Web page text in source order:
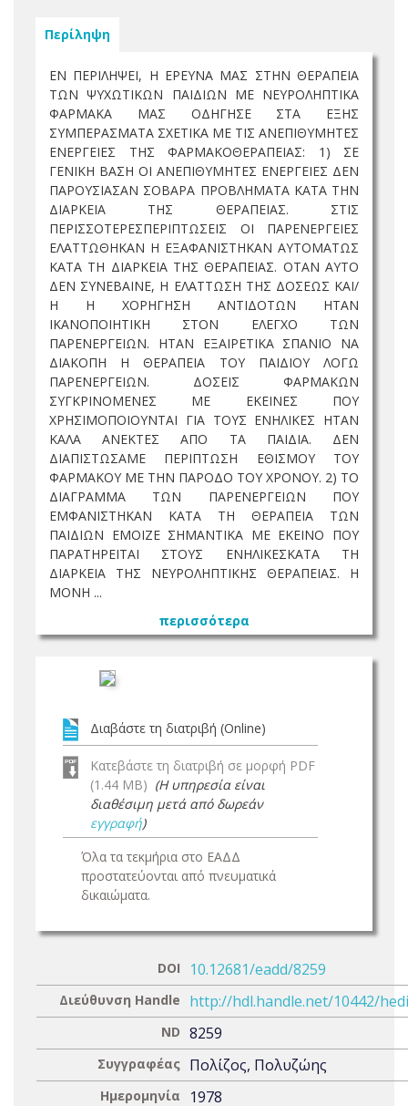
Περίληψη
ΕΝ ΠΕΡΙΛΗΨΕΙ, Η ΕΡΕΥΝΑ ΜΑΣ ΣΤΗΝ ΘΕΡΑΠΕΙΑ
ΤΩΝ ΨΥΧΩΤΙΚΩΝ ΠΑΙΔΙΩΝ ΜΕ ΝΕΥΡΟΛΗΠΤΙΚΑ
ΦΑΡΜΑΚΑ ΜΑΣ ΟΔΗΓΗΣΕ ΣΤΑ ΕΞΗΣ
ΣΥΜΠΕΡΑΣΜΑΤΑ ΣΧΕΤΙΚΑ ΜΕ ΤΙΣ ΑΝΕΠΙΘΥΜΗΤΕΣ
ΕΝΕΡΓΕΙΕΣ ΤΗΣ ΦΑΡΜΑΚΟΘΕΡΑΠΕΙΑΣ: 1) ΣΕ
ΓΕΝΙΚΗ ΒΑΣΗ ΟΙ ΑΝΕΠΙΘΥΜΗΤΕΣ ΕΝΕΡΓΕΙΕΣ ΔΕΝ
ΠΑΡΟΥΣΙΑΣΑΝ ΣΟΒΑΡΑ ΠΡΟΒΛΗΜΑΤΑ ΚΑΤΑ ΤΗΝ
ΔΙΑΡΚΕΙΑ ΤΗΣ ΘΕΡΑΠΕΙΑΣ. ΣΤΙΣ
ΠΕΡΙΣΣΟΤΕΡΕΣΠΕΡΙΠΤΩΣΕΙΣ ΟΙ ΠΑΡΕΝΕΡΓΕΙΕΣ
ΕΛΑΤΤΩΘΗΚΑΝ Η ΕΞΑΦΑΝΙΣΤΗΚΑΝ ΑΥΤΟΜΑΤΩΣ
ΚΑΤΑ ΤΗ ΔΙΑΡΚΕΙΑ ΤΗΣ ΘΕΡΑΠΕΙΑΣ. ΟΤΑΝ ΑΥΤΟ
ΔΕΝ ΣΥΝΕΒΑΙΝΕ, Η ΕΛΑΤΤΩΣΗ ΤΗΣ ΔΟΣΕΩΣ ΚΑΙ/
Η Η ΧΟΡΗΓΗΣΗ ΑΝΤΙΔΟΤΩΝ ΗΤΑΝ
ΙΚΑΝΟΠΟΙΗΤΙΚΗ ΣΤΟΝ ΕΛΕΓΧΟ ΤΩΝ
ΠΑΡΕΝΕΡΓΕΙΩΝ. ΗΤΑΝ ΕΞΑΙΡΕΤΙΚΑ ΣΠΑΝΙΟ ΝΑ
ΔΙΑΚΟΠΗ Η ΘΕΡΑΠΕΙΑ ΤΟΥ ΠΑΙΔΙΟΥ ΛΟΓΩ
ΠΑΡΕΝΕΡΓΕΙΩΝ. ΔΟΣΕΙΣ ΦΑΡΜΑΚΩΝ
ΣΥΓΚΡΙΝΟΜΕΝΕΣ ΜΕ ΕΚΕΙΝΕΣ ΠΟΥ
ΧΡΗΣΙΜΟΠΟΙΟΥΝΤΑΙ ΓΙΑ ΤΟΥΣ ΕΝΗΛΙΚΕΣ ΗΤΑΝ
ΚΑΛΑ ΑΝΕΚΤΕΣ ΑΠΟ ΤΑ ΠΑΙΔΙΑ. ΔΕΝ
ΔΙΑΠΙΣΤΩΣΑΜΕ ΠΕΡΙΠΤΩΣΗ ΕΘΙΣΜΟΥ ΤΟΥ
ΦΑΡΜΑΚΟΥ ΜΕ ΤΗΝ ΠΑΡΟΔΟ ΤΟΥ ΧΡΟΝΟΥ. 2) ΤΟ
ΔΙΑΓΡΑΜΜΑ ΤΩΝ ΠΑΡΕΝΕΡΓΕΙΩΝ ΠΟΥ
ΕΜΦΑΝΙΣΤΗΚΑΝ ΚΑΤΑ ΤΗ ΘΕΡΑΠΕΙΑ ΤΩΝ
ΠΑΙΔΙΩΝ ΕΜΟΙΖΕ ΣΗΜΑΝΤΙΚΑ ΜΕ ΕΚΕΙΝΟ ΠΟΥ
ΠΑΡΑΤΗΡΕΙΤΑΙ ΣΤΟΥΣ ΕΝΗΛΙΚΕΣΚΑΤΑ ΤΗ
ΔΙΑΡΚΕΙΑ ΤΗΣ ΝΕΥΡΟΛΗΠΤΙΚΗΣ ΘΕΡΑΠΕΙΑΣ. Η
ΜΟΝΗ ...
περισσότερα
Διαβάστε τη διατριβή (Online)
Κατεβάστε τη διατριβή σε μορφή PDF
(1.44 MB) (Η υπηρεσία είναι
διαθέσιμη μετά από δωρεάν
εγγραφή)
Όλα τα τεκμήρια στο ΕΑΔΔ
προστατεύονται από πνευματικά
δικαιώματα.
DOI 10.12681/eadd/8259
Διεύθυνση Handle http://hdl.handle.net/10442/
ND 8259
Συγγραφέας Πολίζος, Πολυζώης
Ημερομηνία 1978